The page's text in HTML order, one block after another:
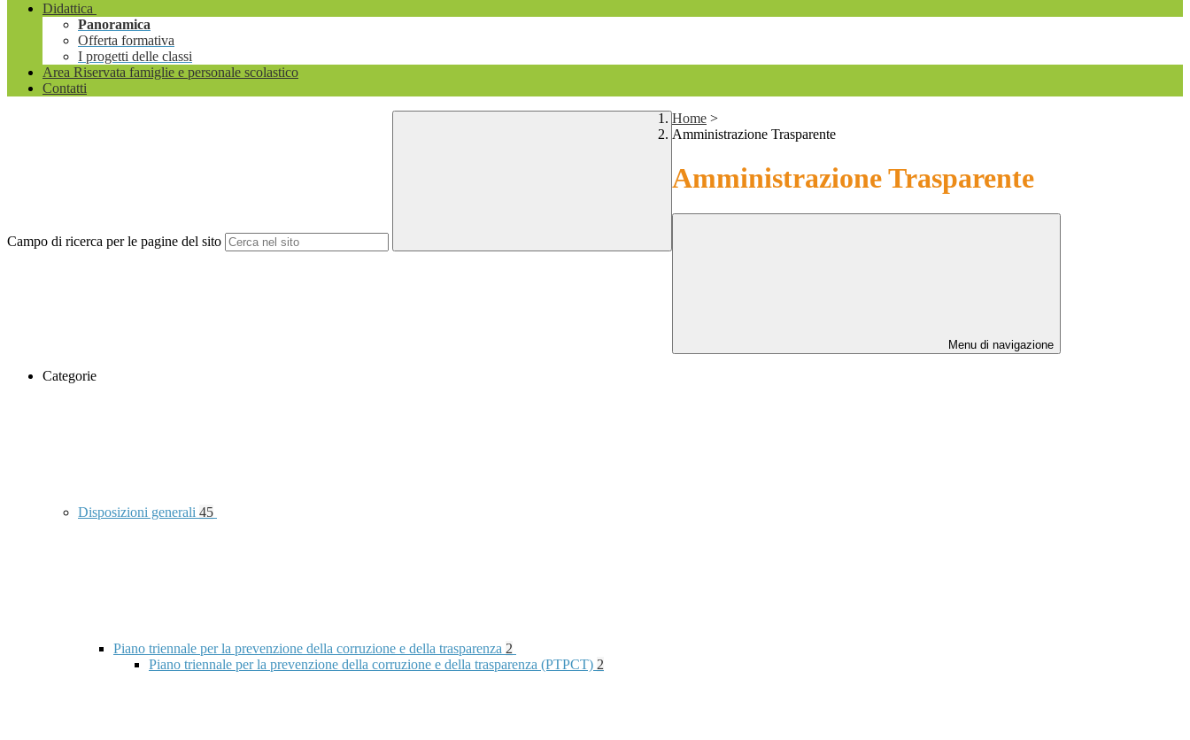
Didattica
Panoramica
Offerta formativa
I progetti delle classi
Area Riservata famiglie e personale scolastico
Contatti
Campo di ricerca per le pagine del sito
Home >
Amministrazione Trasparente
Amministrazione Trasparente
Menu di navigazione
Categorie
Disposizioni generali 45
Piano triennale per la prevenzione della corruzione e della trasparenza 2
Piano triennale per la prevenzione della corruzione e della trasparenza (PTPCT) 2